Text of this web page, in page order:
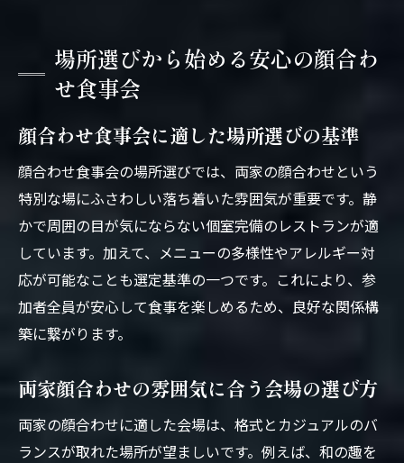
場所選びから始める安心の顔合わ
せ食事会
顔合わせ食事会に適した場所選びの基準
顔合わせ食事会の場所選びでは、両家の顔合わせという
特別な場にふさわしい落ち着いた雰囲気が重要です。静
かで周囲の目が気にならない個室完備のレストランが適
しています。加えて、メニューの多様性やアレルギー対
応が可能なことも選定基準の一つです。これにより、参
加者全員が安心して食事を楽しめるため、良好な関係構
築に繋がります。
両家顔合わせの雰囲気に合う会場の選び方
両家の顔合わせに適した会場は、格式とカジュアルのバ
ランスが取れた場所が望ましいです。例えば、和の趣を